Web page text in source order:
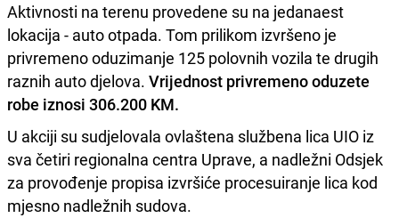
Aktivnosti na terenu provedene su na jedanaest
lokacija - auto otpada. Tom prilikom izvršeno je
privremeno oduzimanje 125 polovnih vozila te drugih
raznih auto djelova. Vrijednost privremeno oduzete
robe iznosi 306.200 KM.
U akciji su sudjelovala ovlaštena službena lica UIO iz
sva četiri regionalna centra Uprave, a nadležni Odsjek
za provođenje propisa izvršiće procesuiranje lica kod
mjesno nadležnih sudova.